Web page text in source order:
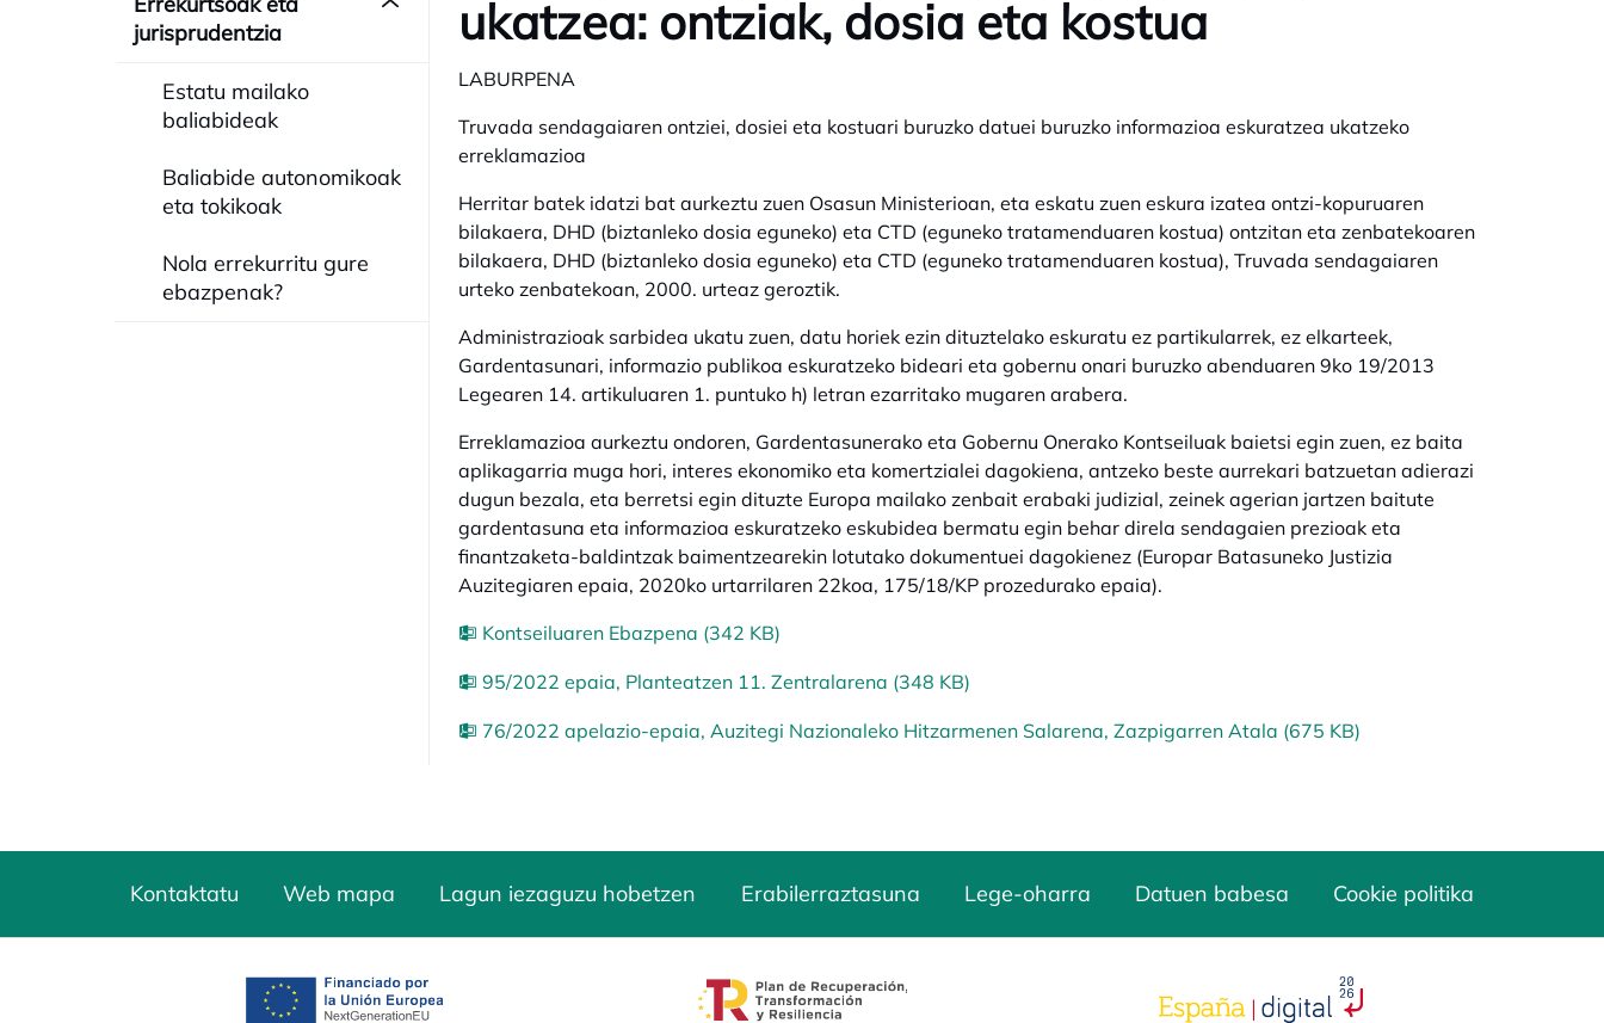
jurisprudentzia
Estatu mailako
baliabideak
Baliabide autonomikoak
eta tokikoak
Nola errekurritu gure
ebazpenak?
ukatzea: ontziak, dosia eta kostua
LABURPENA
Truvada sendagaiaren ontziei, dosiei eta kostuari buruzko datuei buruzko informazioa eskuratzea ukatzeko
erreklamazioa
Herritar batek idatzi bat aurkeztu zuen Osasun Ministerioan, eta eskatu zuen eskura izatea ontzi-kopuruaren
bilakaera, DHD (biztanleko dosia eguneko) eta CTD (eguneko tratamenduaren kostua) ontzitan eta zenbatekoaren
bilakaera, DHD (biztanleko dosia eguneko) eta CTD (eguneko tratamenduaren kostua), Truvada sendagaiaren
urteko zenbatekoan, 2000. urteaz geroztik.
Administrazioak sarbidea ukatu zuen, datu horiek ezin dituztelako eskuratu ez partikularrek, ez elkarteek,
Gardentasunari, informazio publikoa eskuratzeko bideari eta gobernu onari buruzko abenduaren 9ko 19/2013
Legearen 14. artikuluaren 1. puntuko h) letran ezarritako mugaren arabera.
Erreklamazioa aurkeztu ondoren, Gardentasunerako eta Gobernu Onerako Kontseiluak baietsi egin zuen, ez baita
aplikagarria muga hori, interes ekonomiko eta komertzialei dagokiena, antzeko beste aurrekari batzuetan adierazi
dugun bezala, eta berretsi egin dituzte Europa mailako zenbait erabaki judizial, zeinek agerian jartzen baitute
gardentasuna eta informazioa eskuratzeko eskubidea bermatu egin behar direla sendagaien prezioak eta
finantzaketa-baldintzak baimentzearekin lotutako dokumentuei dagokienez (Europar Batasuneko Justizia
Auzitegiaren epaia, 2020ko urtarrilaren 22koa, 175/18/KP prozedurako epaia).
Kontseiluaren Ebazpena (342 KB)
95/2022 epaia, Planteatzen 11. Zentralarena (348 KB)
76/2022 apelazio-epaia, Auzitegi Nazionaleko Hitzarmenen Salarena, Zazpigarren Atala (675 KB)
Kontaktatu Web mapa Lagun iezaguzu hobetzen Erabilerraztasuna Lege-oharra Datuen babesa Cookie politika
opens in a new tab opens in a new tab opens in a new tab